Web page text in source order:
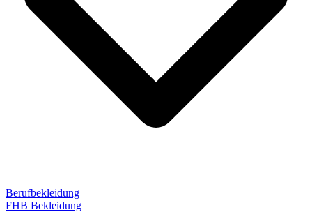
Berufbekleidung
FHB Bekleidung